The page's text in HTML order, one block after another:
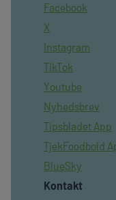
Facebook
X
Instagram
TikTok
Youtube
Nyhedsbrev
Tipsbladet App
TjekFoodbold
BlueSky
Kontakt